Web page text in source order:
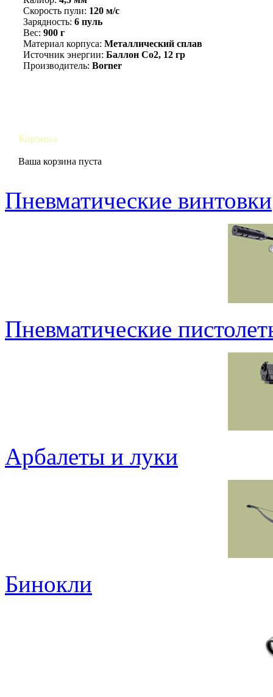
Cкорость пули: 120 м/с
Зарядность: 6 пуль
Вес: 900 г
Материал корпуса: Металлический сплав
Источник энергии: Баллон Co2, 12 гр
Производитель: Borner
Корзина
Ваша корзина пуста
Пневматические винтовки
Пневматические
Арбалеты и луки
Бинокли